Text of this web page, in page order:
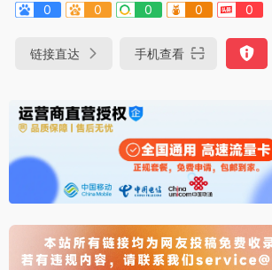
0
0 0 0 0
链接直达 手机查看